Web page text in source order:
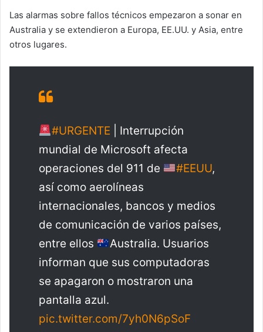
Las alarmas sobre fallos técnicos empezaron a sonar en
Australia y se extendieron a Europa, EE.UU. y Asia, entre
otros lugares.
#URGENTE | Interrupción
mundial de Microsoft afecta
operaciones del 911 de
#EEUU,
así como aerolíneas
internacionales, bancos y medios
de comunicación de varios países,
entre ellos
Australia. Usuarios
informan que sus computadoras
se apagaron o mostraron una
pantalla azul.
pic.twitter.com/7yh0N6pSoF